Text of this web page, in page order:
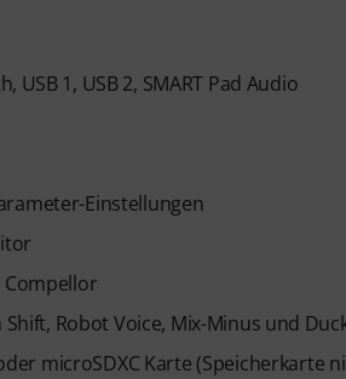
1, USB 2, SMART Pad Audio
Einstellungen
Compellor
Robot Voice, Mix-Minus und
microSDXC Karte (Speicherkarte